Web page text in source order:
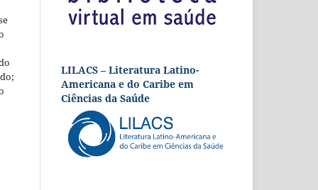
LILACS – Literatura Latino-
Americana e do Caribe em
Ciências da Saúde